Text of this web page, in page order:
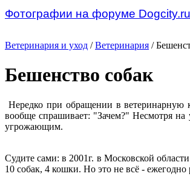
Фотографии на форуме Dogcity.ru
Ветеринария и уход /Ветеринария /
Бешенство собак
Нередко при обращении в ветеринарную
вообще спрашивает: "Зачем?" Несмотря на
угрожающим.
Судите сами: в 2001г. в Московской
10 собак, 4 кошки. Но это не всё -